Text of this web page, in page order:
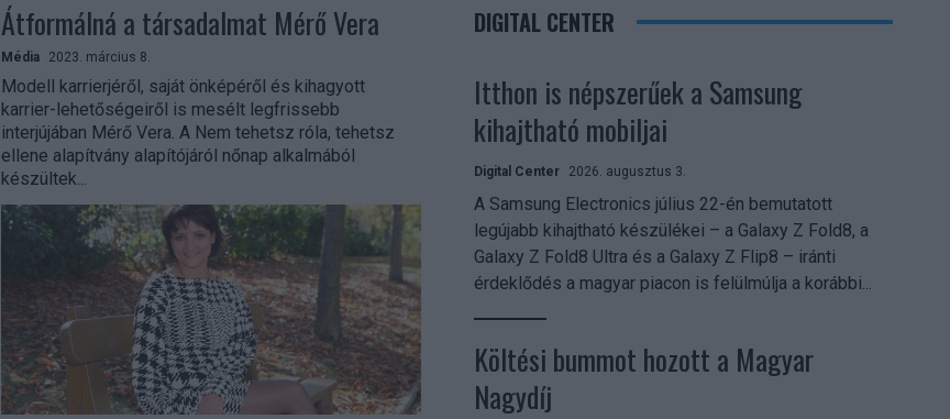
Átformálná a társadalmat Mérő Vera
Média 2023. március 8.
Modell karrierjéről, saját önképéről és kihagyott
karrier-lehetőségeiről is mesélt legfrissebb
interjújában Mérő Vera. A Nem tehetsz róla, tehetsz
ellene alapítvány alapítójáról nőnap alkalmából
készültek...
DIGITAL CENTER
Itthon is népszerűek a Samsung
kihajtható mobiljai
Digital Center 2026. augusztus 3.
A Samsung Electronics július 22-én bemutatott
legújabb kihajtható készülékei – a Galaxy Z Fold8, a
Galaxy Z Fold8 Ultra és a Galaxy Z Flip8 – iránti
érdeklődés a magyar piacon is felülmúlja a korábbi...
Költési bummot hozott a Magyar
Nagydíj